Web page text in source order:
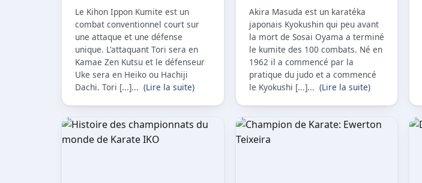
Le Kihon Ippon Kumite est un
combat conventionnel court sur
une attaque et une défense
unique. L'attaquant Tori sera en
Kamae Zen Kutsu et le défenseur
Uke sera en Heiko ou Hachiji
Dachi. Tori [...]... (Lire la suite)
Akira Masuda est un karatéka
japonais Kyokushin qui peu avant
la mort de Sosai Oyama a terminé
le kumite des 100 combats. Né en
1962 il a commencé par la
pratique du judo et a commencé
le Kyokushi [...]... (Lire la suite)